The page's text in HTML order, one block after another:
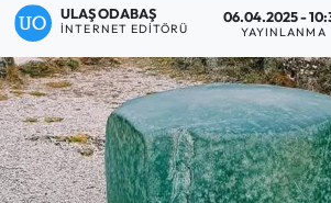
ULAŞ ODABAŞ
İNTERNET EDITÖRÜ
06.04.2025 -
YAYINLANMA
Güncel
İskilip Haberleri
Kargı Haberleri
Kimdir?